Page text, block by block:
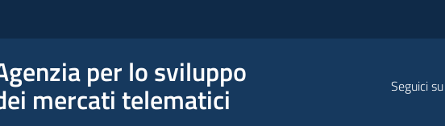
per lo sviluppo
mercati telematici Seguici su